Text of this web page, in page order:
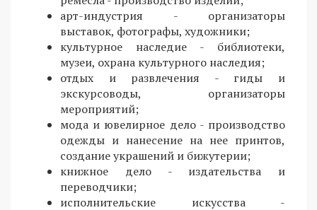
арт-индустрия - организаторы
выставок, фотографы, художники;
культурное наследие - библиотеки,
музеи, охрана культурного наследия;
отдых и развлечения - гиды и
экскурсоводы, организаторы
мероприятий;
мода и ювелирное дело - производство
одежды и нанесение на нее принтов,
создание украшений и бижутерии;
книжное дело - издательства и
переводчики;
исполнительские искусства -